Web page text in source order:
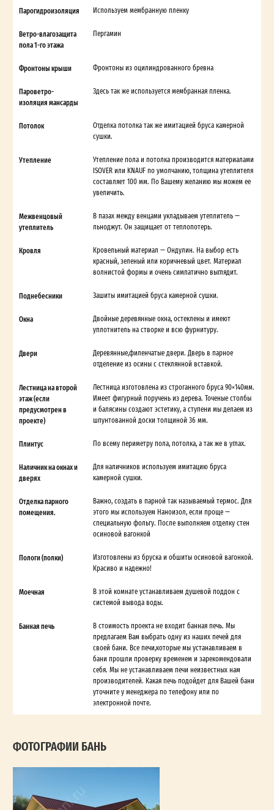
Парогидроизоляция Используем мембранную пленку
Ветро-влагозащита
пола 1-го этажа
Пергамин
Фронтоны крыши Фронтоны из оцилиндрованного бревна
Пароветро-
изоляция мансарды
Здесь так же используется мембранная пленка.
Потолок
Отделка потолка так же имитацией бруса камерной
сушки.
Утепление
Утепление пола и потолка производится материалами
ISOVER или KNAUF по умолчанию, толщина утеплителя
составляет 100 мм. По Вашему желанию мы можем ее
увеличить.
Межвенцовый
утеплитель
В пазах между венцами укладываем утеплитель —
льноджут. Он защищает от теплопотерь.
Кровля
Кровельный материал — Ондулин. На выбор есть
красный, зеленый или коричневый цвет. Материал
волнистой формы и очень симпатично выглядит.
Поднебесники Зашиты имитацией бруса камерной сушки.
Окна
Двойные деревянные окна, остеклены и имеют
уплотнитель на створке и всю фурнитуру.
Двери
Деревянные,филенчатые двери. Дверь в парное
отделение из осины с стеклянной вставкой.
Лестница на второй
этаж (если
предусмотрен в
проекте)
Лестница изготовлена из строганного бруса 90×140мм.
Имеет фигурный поручень из дерева. Точеные столбы
и балясины создают эстетику, а ступени мы делаем из
шпунтованной доски толщиной 36 мм.
Плинтус По всему периметру пола, потолка, а так же в углах.
Наличник на окнах и
дверях
Для наличников используем имитацию бруса
камерной сушки.
Отделка парного
помещения.
Важно, создать в парной так называемый термос. Для
этого мы используем Наноизол, если проще —
специальную фольгу. После выполняем отделку стен
осиновой вагонкой
Пологи (полки)
Изготовлены из бруска и обшиты осиновой вагонкой.
Красиво и надежно!
Моечная
В этой комнате устанавливаем душевой поддон с
системой вывода воды.
Банная печь
В стоимость проекта не входит банная печь. Мы
предлагаем Вам выбрать одну из наших печей для
своей бани. Все печи,которые мы устанавливаем в
бани прошли проверку временем и зарекомендовали
себя. Мы не устанавливаем печи неизвестных нам
производителей. Какая печь подойдет для Вашей бани
уточните у менеджера по телефону или по
электронной почте.
ФОТОГРАФИИ БАНЬ